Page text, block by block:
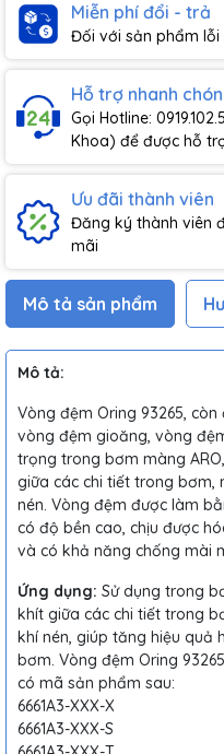
Miễn phí đổi - trả
Đối với sản phẩm lỗi
Hỗ trợ nhanh
Gọi Hotline:
Khoa) để được hỗ
Ưu đãi thành viên
Đăng ký thành viên
mãi
Mô tả sản phẩm
Mô tả:
Vòng đệm Oring 93265,
vòng đệm gioăng, vòng
trọng trong bơm màng
giữa các chi tiết trong bơm,
nén. Vòng đệm được làm
có độ bền cao, chịu được
và có khả năng chống mài
Ứng dụng: Sử dụng trong
khít giữa các chi tiết trong
khí nén, giúp tăng hiệu quả
bơm. Vòng đệm Oring
có mã sản phẩm sau:
6661A3-XXX-X
6661A3-XXX-S